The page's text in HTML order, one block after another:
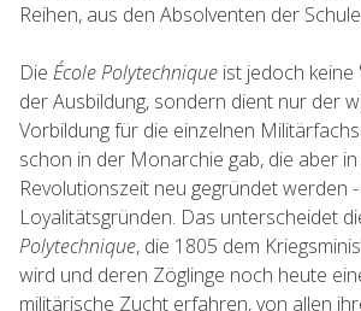
Reihen, aus den Absolventen der
Die École Polytechnique ist jedoch keine
der Ausbildung, sondern dient nur der
Vorbildung für die einzelnen
schon in der Monarchie gab, die aber
Revolutionszeit neu gegründet werden
Loyalitätsgründen. Das unterscheidet
Polytechnique, die 1805 dem
wird und deren Zöglinge noch heute
militärische Zucht erfahren, von allen